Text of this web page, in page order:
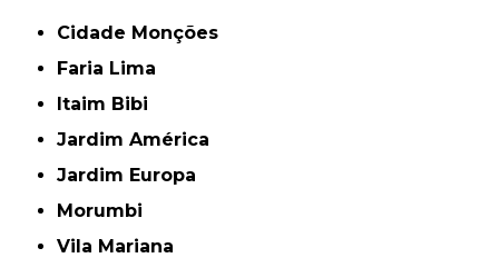
Cidade Monções
Faria Lima
Itaim Bibi
Jardim América
Jardim Europa
Morumbi
Vila Mariana